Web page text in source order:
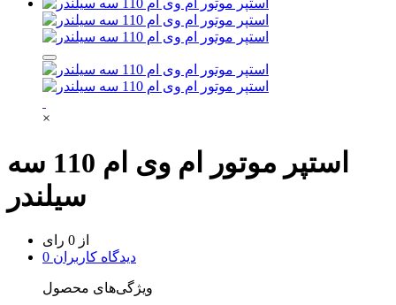
×
استپر موتور ام وی ام 110 سه
سیلندر
از 0 رای
0 دیدگاه کاربران
ویژگی‌های محصول